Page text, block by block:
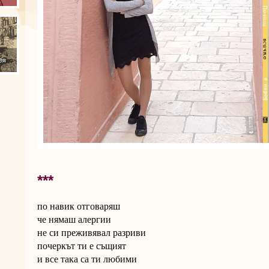
***
по навик отговаряш
че нямаш алергии
не си преживявал разриви
почеркът ти е същият
и все така са ти любими